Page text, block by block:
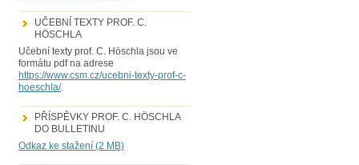
UČEBNÍ TEXTY PROF. C.
HÖSCHLA
Učební texty prof. C. Höschla jsou ve
formátu pdf na adrese
https://www.csm.cz/ucebni-texty-prof-c-
hoeschla/.
PŘÍSPĚVKY PROF. C. HÖSCHLA
DO BULLETINU
Odkaz ke stažení (2 MB)